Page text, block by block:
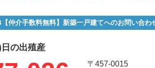
仲介手数料無料】新築一戸建てへのお問い合わ
の出殖産
〒457-0015